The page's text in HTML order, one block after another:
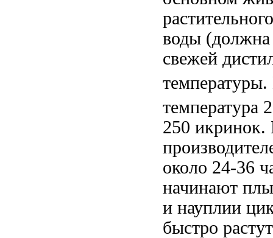
воды (должна
свежей
температура
250 икринок.
около 24-36
начинают
и науплии
быстро